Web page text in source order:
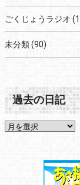
ごくじょうラジオ
未分類(90)
過去の日記